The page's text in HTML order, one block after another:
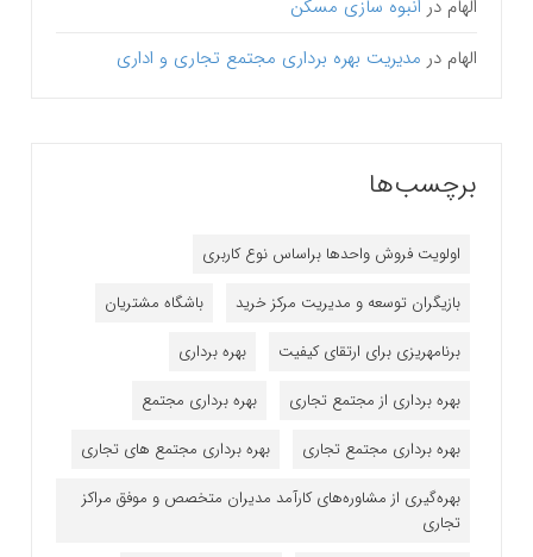
الهام در انبوه سازی مسکن
الهام در مدیریت بهره برداری مجتمع تجاری و اداری
برچسب‌ها
اولویت فروش واحدها براساس نوع کاربری
بازیگران توسعه و مدیریت مرکز خرید
باشگاه مشتریان
برنامه‎ریزی برای ارتقای کیفیت
بهره برداری
بهره برداری از مجتمع تجاری
بهره برداری مجتمع
بهره برداری مجتمع تجاری
بهره برداری مجتمع های تجاری
بهره‌گیری از مشاوره‌های کارآمد مدیران متخصص و موفق مراکز
تجاری